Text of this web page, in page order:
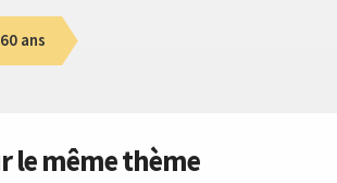
ans
le même thème